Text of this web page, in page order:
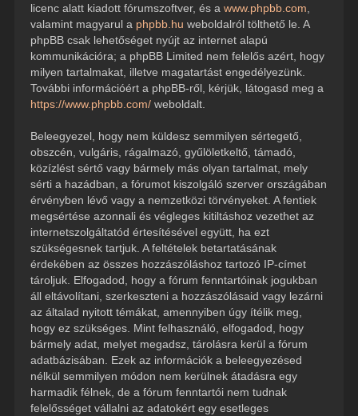
licenc alatt kiadott fórumszoftver, és a www.phpbb.com
valamint magyarul a phpbb.hu weboldalról tölthető le. A
phpBB csak lehetőséget nyújt az internet alapú
kommunikációra; a phpBB Limited nem felelős azért, hogy
milyen tartalmakat, illetve magatartást engedélyezünk.
További információért a phpBB-ről, kérjük, látogasd meg a
https://www.phpbb.com/weboldalt.
Beleegyezel, hogy nem küldesz semmilyen sértegető,
obszcén, vulgáris, rágalmazó, gyűlöletkeltő, támadó,
közízlést sértő vagy bármely más olyan tartalmat, mely
sérti a hazádban, a fórumot kiszolgáló szerver országában
érvényben lévő vagy a nemzetközi törvényeket. A fentiek
megsértése azonnali és végleges kitiltáshoz vezethet az
internetszolgáltatód értesítésével együtt, ha ezt
szükségesnek tartjuk. A feltételek betartatásának
érdekében az összes hozzászóláshoz tartozó IP-címet
tároljuk. Elfogadod, hogy a fórum fenntartóinak jogukban
áll eltávolítani, szerkeszteni a hozzászólásaid vagy lezárni
az általad nyitott témákat, amennyiben úgy ítélik meg,
hogy ez szükséges. Mint felhasználó, elfogadod, hogy
bármely adat, melyet megadsz, tárolásra kerül a fórum
adatbázisában. Ezek az információk a beleegyezésed
nélkül semmilyen módon nem kerülnek átadásra egy
harmadik félnek, de a fórum fenntartói nem tudnak
felelősséget vállalni az adatokért egy esetleges